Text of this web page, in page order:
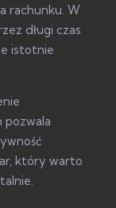
rachunku. W
długi czas
istotnie
pozwala
który warto